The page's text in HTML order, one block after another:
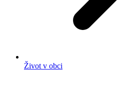
Život v obci